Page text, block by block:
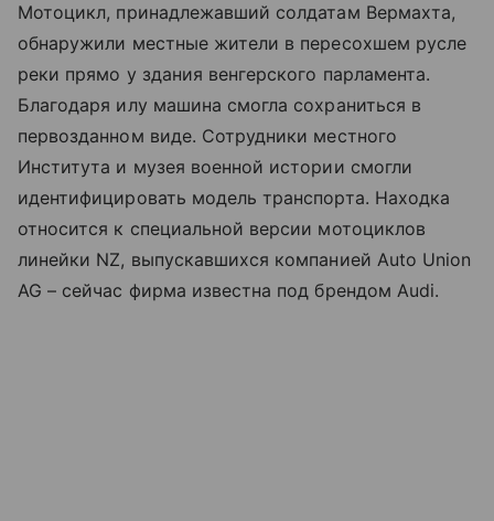
Мотоцикл, принадлежавший солдатам Вермахта,
обнаружили местные жители в пересохшем русле
реки прямо у здания венгерского парламента.
Благодаря илу машина смогла сохраниться в
первозданном виде. Сотрудники местного
Института и музея военной истории смогли
идентифицировать модель транспорта. Находка
относится к специальной версии мотоциклов
линейки NZ, выпускавшихся компанией Auto Union
AG – сейчас фирма известна под брендом Audi.